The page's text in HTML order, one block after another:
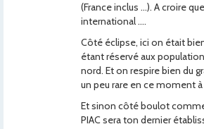
(France inclus …). A croire
international ….
Côté éclipse, ici on était
étant réservé aux
nord. Et on respire bien du
un peu rare en ce moment
Et sinon côté boulot
PIAC sera ton dernier